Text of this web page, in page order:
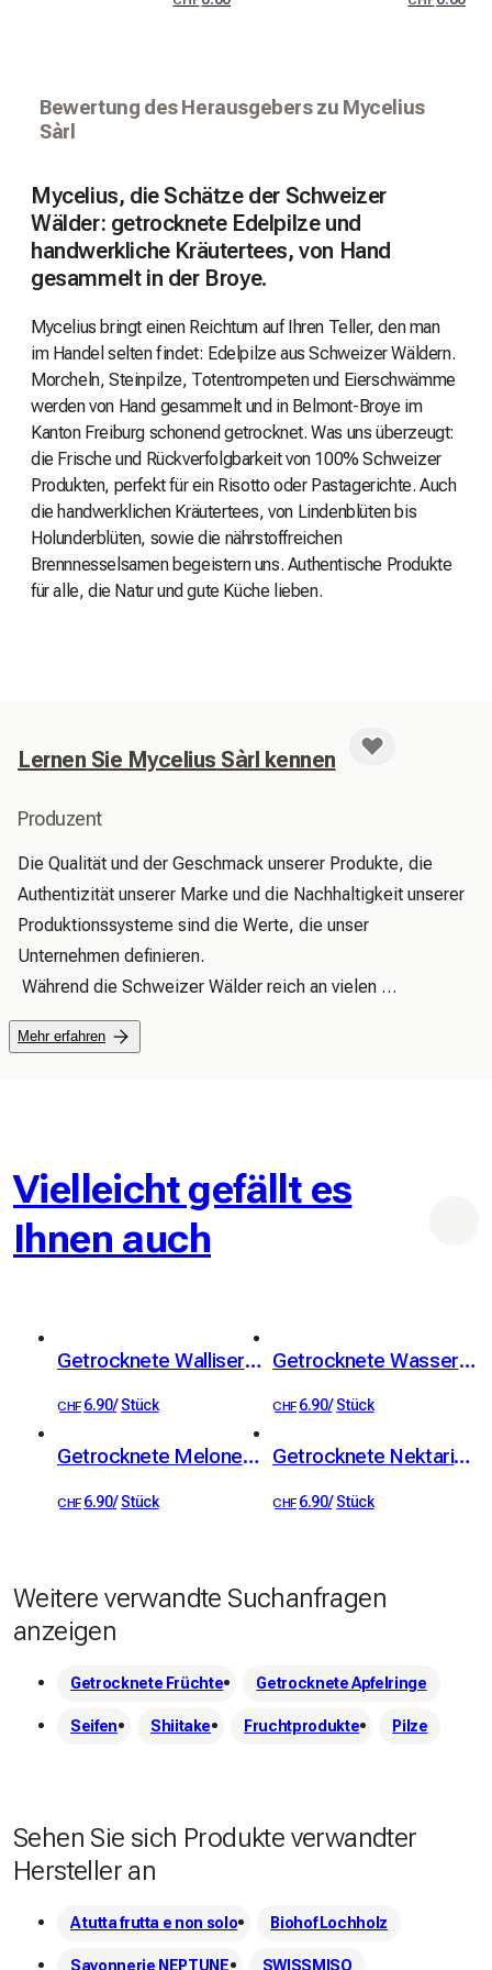
Bewertung des Herausgebers zu Mycelius
Sàrl
Mycelius, die Schätze der Schweizer
Wälder: getrocknete Edelpilze und
handwerkliche Kräutertees, von Hand
gesammelt in der Broye.
Mycelius bringt einen Reichtum auf Ihren Teller, den man
im Handel selten findet: Edelpilze aus Schweizer Wäldern.
Morcheln, Steinpilze, Totentrompeten und Eierschwämme
werden von Hand gesammelt und in Belmont-Broye im
Kanton Freiburg schonend getrocknet. Was uns überzeugt:
die Frische und Rückverfolgbarkeit von 100% Schweizer
Produkten, perfekt für ein Risotto oder Pastagerichte. Auch
die handwerklichen Kräutertees, von Lindenblüten bis
Holunderblüten, sowie die nährstoffreichen
Brennnesselsamen begeistern uns. Authentische Produkte
für alle, die Natur und gute Küche lieben.
Lernen Sie Mycelius Sàrl kennen
Produzent
Die Qualität und der Geschmack unserer Produkte, die
Authentizität unserer Marke und die Nachhaltigkeit unserer
Produktionssysteme sind die Werte, die unser
Unternehmen definieren.
Während die Schweizer Wälder reich an vielen
hochwertigen und begehrten Pilzen sind, sind diese
Produkte im Einzelhandel nur selten zu finden.
Mehr erfahren
Vielleicht gefällt es
Ihnen auch
Getrocknete Walliser Aprikosen. 100% Frucht
CHF 6.90/ Stück
Getrocknete Wassermelone. 100% Frucht
CHF 6.90/ Stück
Getrocknete Melone. 100% Frucht
CHF 6.90/ Stück
Getrocknete Nektarinen. 100% Frucht
CHF 6.90/ Stück
Weitere verwandte Suchanfragen
anzeigen
Getrocknete Früchte Getrocknete Apfelringe
Seifen Shiitake Fruchtprodukte Pilze
Sehen Sie sich Produkte verwandter
Hersteller an
A tutta frutta e non solo Biohof Lochholz
Savonnerie NEPTUNE SWISSMISO